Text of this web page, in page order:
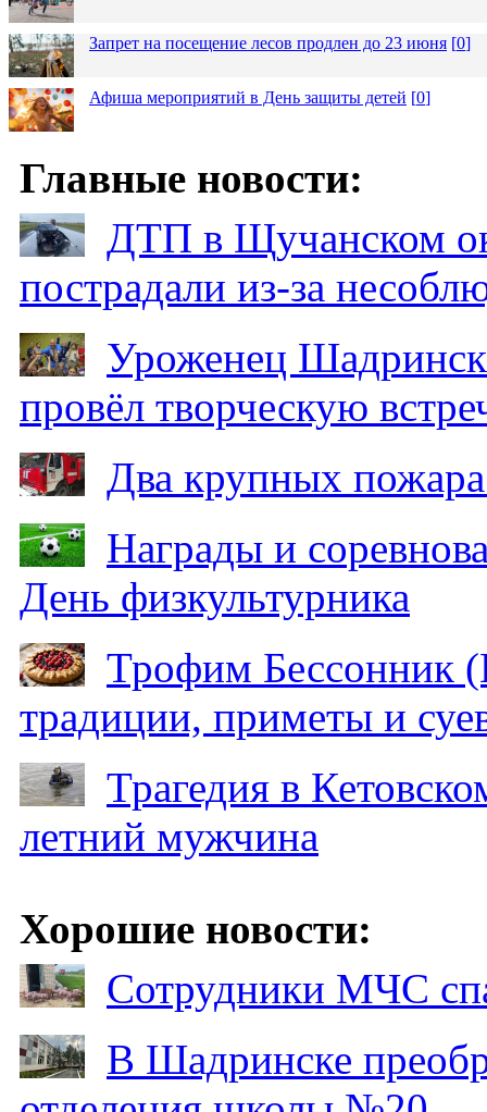
Запрет на посещение лесов продлен до 23 июня [0]
Афиша мероприятий в День защиты детей [0]
Главные новости:
ДТП в Щучанском
пострадали из-за
Уроженец
провёл творческую
Два крупных
Награды и
День физкультурника
Трофим Бессонник
традиции, приметы и
Трагедия в
летний мужчина
Хорошие новости:
Сотрудники МЧС
В Шадринске